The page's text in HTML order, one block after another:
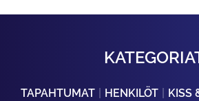
TAPAHTUMAT HENKILÖT KISS